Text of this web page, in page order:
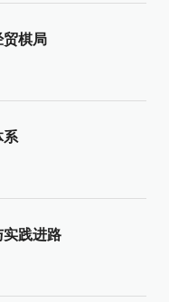
贸棋局
系
实践进路